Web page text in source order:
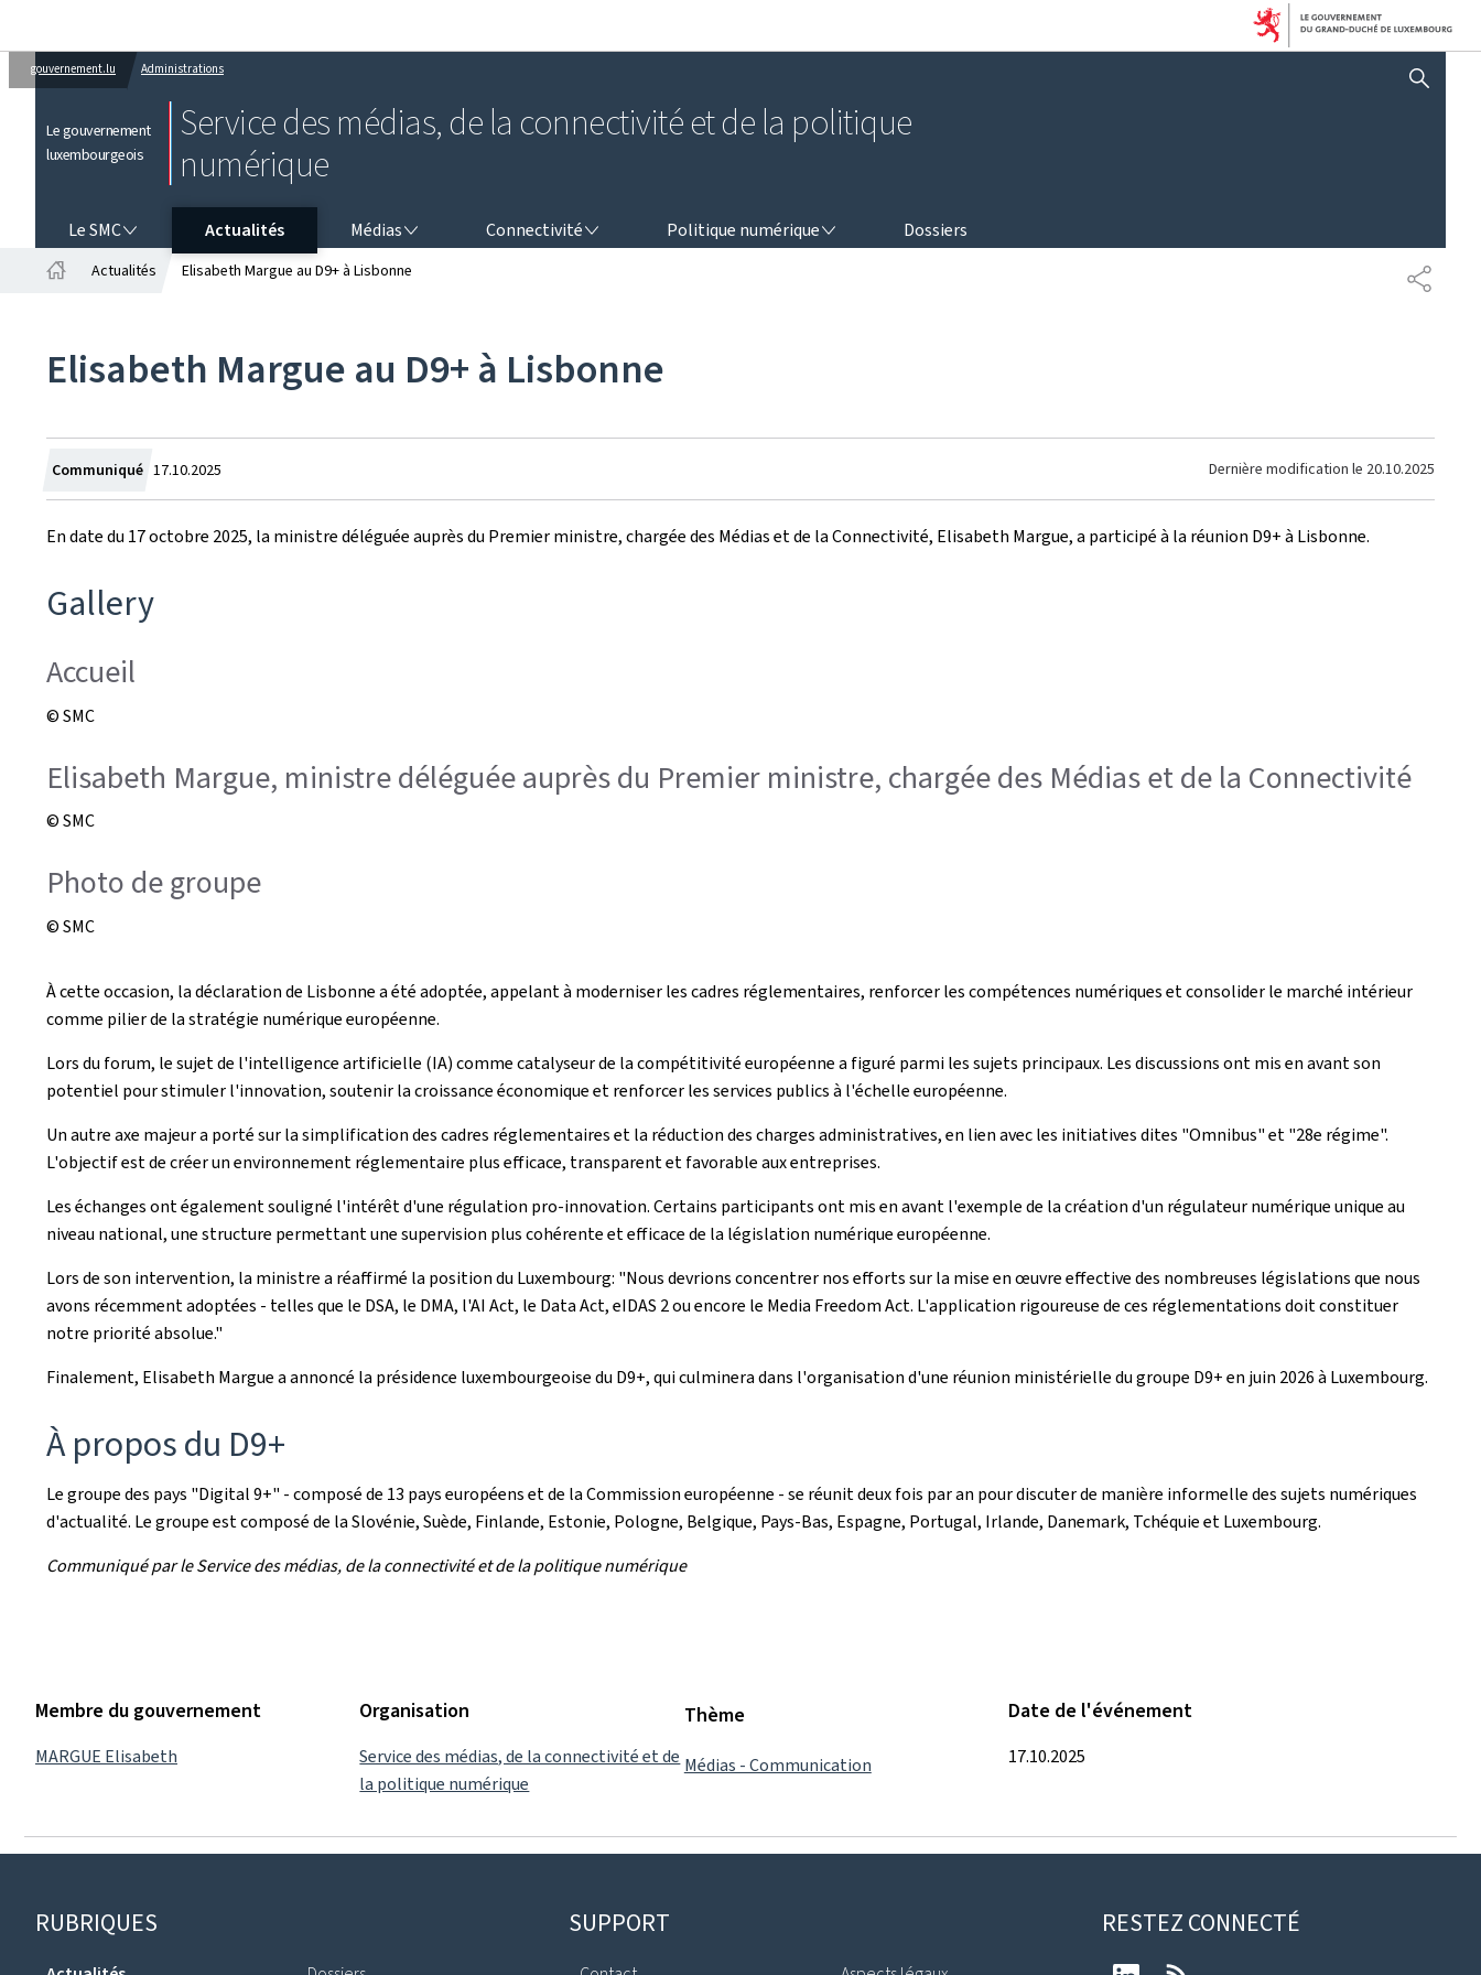
gouvernement.lu Administrations
Le gouvernement
luxembourgeois
Service des médias, de la connectivité et de la politique
numérique
AFFICHER / MASQUER
Le SMC Actualités Médias
MÉDIAS
Connectivité
CONNECTIVITÉ
Politique numérique
Dossiers
Actualités Elisabeth Margue au D9+ à Lisbonne
Elisabeth Margue au D9+ à Lisbonne
Communiqué Crée
le
17.10.2025 Dernière modification le 20.10.2025
En date du 17 octobre 2025, la ministre déléguée auprès du Premier ministre, chargée des Médias et de la Connectivité, Elisabeth Margue, a participé à la réunion D9+ à Lisbonne.
Gallery
Accueil
© SMC
Elisabeth Margue, ministre déléguée auprès du Premier ministre, chargée des Médias et de la Connectivité
© SMC
Photo de groupe
© SMC
À cette occasion, la déclaration de Lisbonne a été adoptée, appelant à moderniser les cadres réglementaires, renforcer les compétences numériques et consolider le marché intérieur
comme pilier de la stratégie numérique européenne.
Lors du forum, le sujet de l'intelligence artificielle (IA) comme catalyseur de la compétitivité européenne a figuré parmi les sujets principaux. Les discussions ont mis en avant son
potentiel pour stimuler l'innovation, soutenir la croissance économique et renforcer les services publics à l'échelle européenne.
Un autre axe majeur a porté sur la simplification des cadres réglementaires et la réduction des charges administratives, en lien avec les initiatives dites "Omnibus" et "28e régime".
L'objectif est de créer un environnement réglementaire plus efficace, transparent et favorable aux entreprises.
Les échanges ont également souligné l'intérêt d'une régulation pro-innovation. Certains participants ont mis en avant l'exemple de la création d'un régulateur numérique unique au
niveau national, une structure permettant une supervision plus cohérente et efficace de la législation numérique européenne.
Lors de son intervention, la ministre a réaffirmé la position du Luxembourg: "Nous devrions concentrer nos efforts sur la mise en œuvre effective des nombreuses législations que nous
avons récemment adoptées - telles que le DSA, le DMA, l'AI Act, le Data Act, eIDAS 2 ou encore le Media Freedom Act. L'application rigoureuse de ces réglementations doit constituer
notre priorité absolue."
Finalement, Elisabeth Margue a annoncé la présidence luxembourgeoise du D9+, qui culminera dans l'organisation d'une réunion ministérielle du groupe D9+ en juin 2026 à Luxembourg.
À propos du D9+
Le groupe des pays "Digital 9+" - composé de 13 pays européens et de la Commission européenne - se réunit deux fois par an pour discuter de manière informelle des sujets numériques
d'actualité. Le groupe est composé de la Slovénie, Suède, Finlande, Estonie, Pologne, Belgique, Pays-Bas, Espagne, Portugal, Irlande, Danemark, Tchéquie et Luxembourg.
Communiqué par le Service des médias, de la connectivité et de la politique numérique
Membre du gouvernement
MARGUE Elisabeth
Organisation
Service des médias, de la connectivité et de
la politique numérique
Thème
Médias - Communication
Date de l'événement
17.10.2025
Pied
de
RUBRIQUES SUPPORT RESTEZ CONNECTÉ